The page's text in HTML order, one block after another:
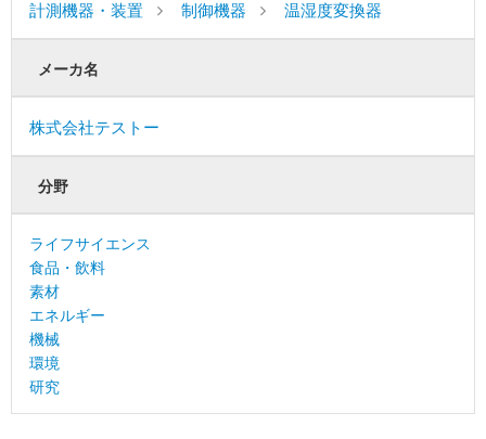
計測機器・装置 制御機器 温湿度変換器
メーカ名
株式会社テストー
分野
ライフサイエンス
食品・飲料
素材
エネルギー
機械
環境
研究